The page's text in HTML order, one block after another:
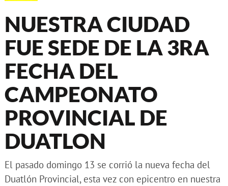
NUESTRA CIUDAD
FUE SEDE DE LA 3RA
FECHA DEL
CAMPEONATO
PROVINCIAL DE
DUATLON
El pasado domingo 13 se corrió la nueva fecha del
Duatlón Provincial, esta vez con epicentro en nuestra